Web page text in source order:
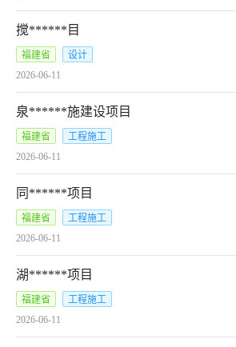
搅******目
福建省
设计
2026-06-11
泉******施建设项目
福建省
工程施工
2026-06-11
同******项目
福建省
工程施工
2026-06-11
湖******项目
福建省
工程施工
2026-06-11